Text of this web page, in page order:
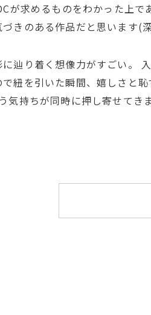
が求めるものをわかった上で
きのある作品だと思います(
辿り着く想像力がすごい。
紐を引いた瞬間、嬉しさと恥
気持ちが同時に押し寄せてき